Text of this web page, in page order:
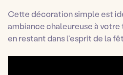
Cette décoration simple est
ambiance chaleureuse à
en restant dans l’esprit de la